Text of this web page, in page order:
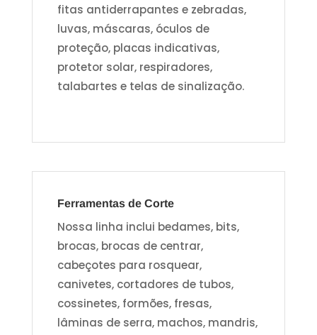
fitas antiderrapantes e zebradas,
luvas, máscaras, óculos de
proteção, placas indicativas,
protetor solar, respiradores,
talabartes e telas de sinalização.
Ferramentas de Corte
Nossa linha inclui bedames, bits,
brocas, brocas de centrar,
cabeçotes para rosquear,
canivetes, cortadores de tubos,
cossinetes, formões, fresas,
lâminas de serra, machos, mandris,